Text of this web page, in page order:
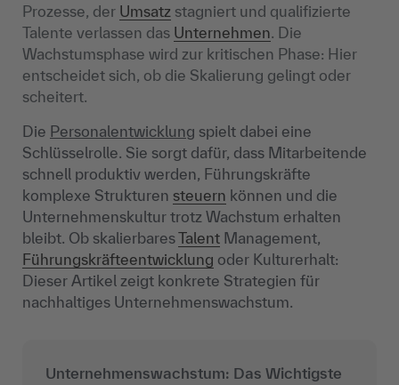
Prozesse, der Umsatz stagniert und qualifizierte
Talente verlassen das Unternehmen. Die
Wachstumsphase wird zur kritischen Phase: Hier
entscheidet sich, ob die Skalierung gelingt oder
scheitert.
Die Personalentwicklung spielt dabei eine
Schlüsselrolle. Sie sorgt dafür, dass Mitarbeitende
schnell produktiv werden, Führungskräfte
komplexe Strukturen steuern können und die
Unternehmenskultur trotz Wachstum erhalten
bleibt. Ob skalierbaresTalent Management,
Führungskräfteentwicklung oder Kulturerhalt:
Dieser Artikel zeigt konkrete Strategien für
nachhaltiges Unternehmenswachstum.
Unternehmenswachstum: Das Wichtigste